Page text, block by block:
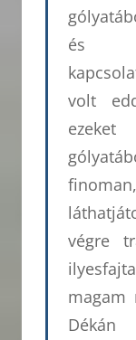
és a
volt
végre
magam
Dékán